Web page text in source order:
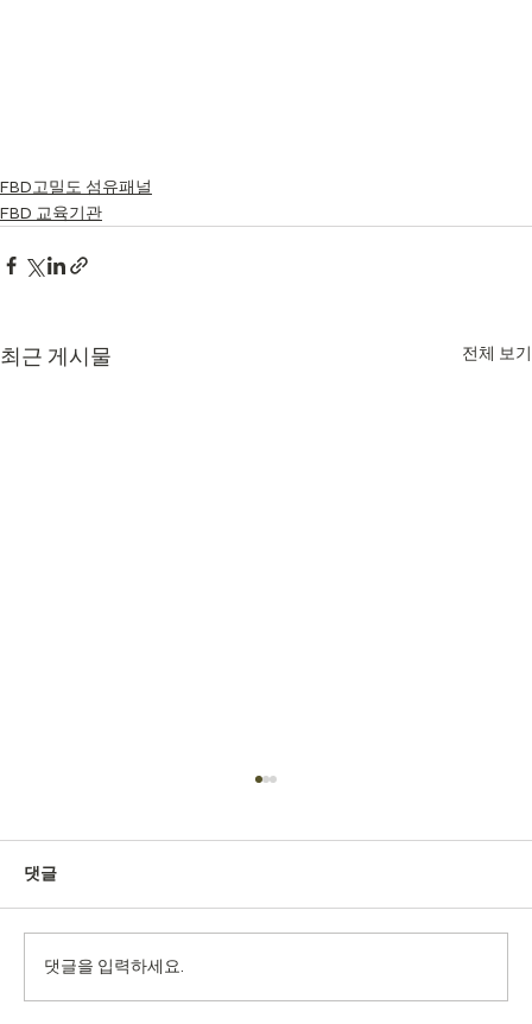
FBD고밀도 섬유패널
FBD 교육기관
최근 게시물 전체 보기
댓글
댓글을 입력하세요.